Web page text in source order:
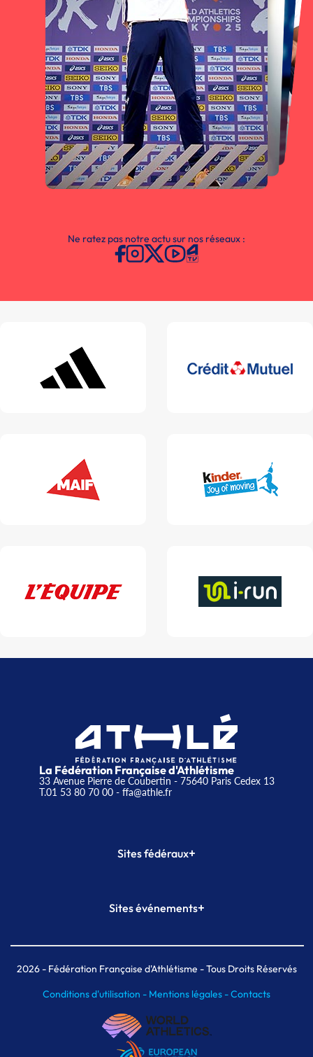
Ne ratez pas notre actu sur nos réseaux :
La Fédération Française d'Athlétisme
33 Avenue Pierre de Coubertin - 75640 Paris Cedex 13
T.01 53 80 70 00- ffa@athle.fr
Sites fédéraux+
Plateforme Formation
Sites événements+
Meeting de Paris indoor
MAIF Ekiden de Paris
2026- Fédération Française d'Athlétisme - Tous Droits Réservés
Conditions d'utilisation - Mentions légales -Contacts